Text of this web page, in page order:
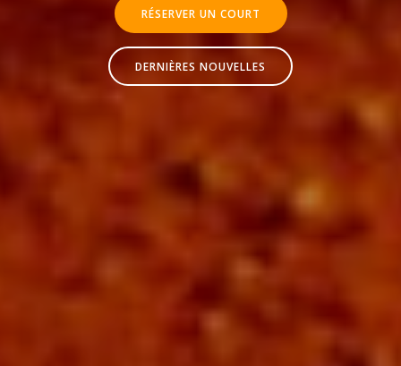
RÉSERVER UN COURT
DERNIÈRES NOUVELLES